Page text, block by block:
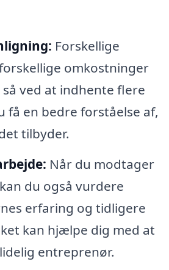
Forskellige
omkostninger
ved at indhente flere
få en bedre forståelse af,
tilbyder.
Når du modtager
du også vurdere
erfaring og tidligere
kan hjælpe dig med at
entreprenør.